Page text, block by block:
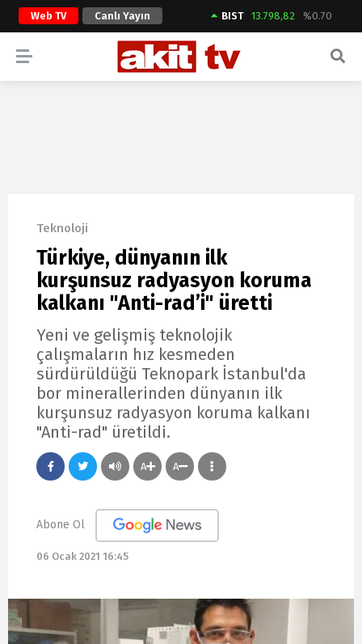
Web TV Canlı Yayın BIST 13.798,82 %0.70
ARAMA YAP
Teknoloji
Türkiye, dünyanın ilk
kurşunsuz radyasyon koruma
kalkanı "Anti-rad’i" üretti
Yeni ve gelişmiş teknolojik
çalışmaların hız kesmeden
sürdürüldüğü Teknopark İstanbul'da
bor minerallerinden dünyanın ilk
kurşunsuz radyasyon koruma kalkanı
"Anti-rad" üretildi.
A A
Abone Ol
06 Ocak 2021 16:45